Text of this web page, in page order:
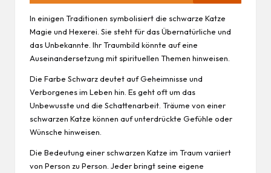
In einigen Traditionen symbolisiert die schwarze Katze
Magie und Hexerei. Sie steht für das Übernatürliche und
das Unbekannte. Ihr Traumbild könnte auf eine
Auseinandersetzung mit spirituellen Themen hinweisen.
Die Farbe Schwarz deutet auf Geheimnisse und
Verborgenes im Leben hin. Es geht oft um das
Unbewusste und die Schattenarbeit. Träume von einer
schwarzen Katze können auf unterdrückte Gefühle oder
Wünsche hinweisen.
Die Bedeutung einer schwarzen Katze im Traum variiert
von Person zu Person. Jeder bringt seine eigene